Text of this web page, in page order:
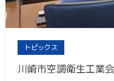
トピックス
川崎市空調衛生工業